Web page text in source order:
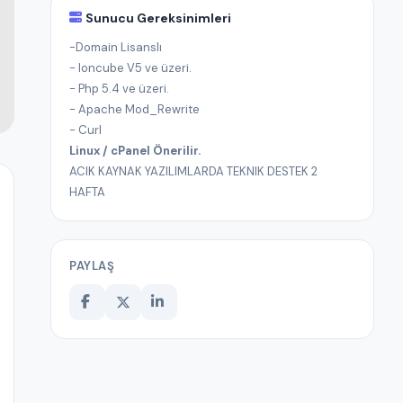
Sunucu Gereksinimleri
-Domain Lisanslı
- Ioncube V5 ve üzeri.
- Php 5.4 ve üzeri.
- Apache Mod_Rewrite
- Curl
Linux / cPanel Önerilir.
ACIK KAYNAK YAZILIMLARDA TEKNIK DESTEK 2
HAFTA
PAYLAŞ